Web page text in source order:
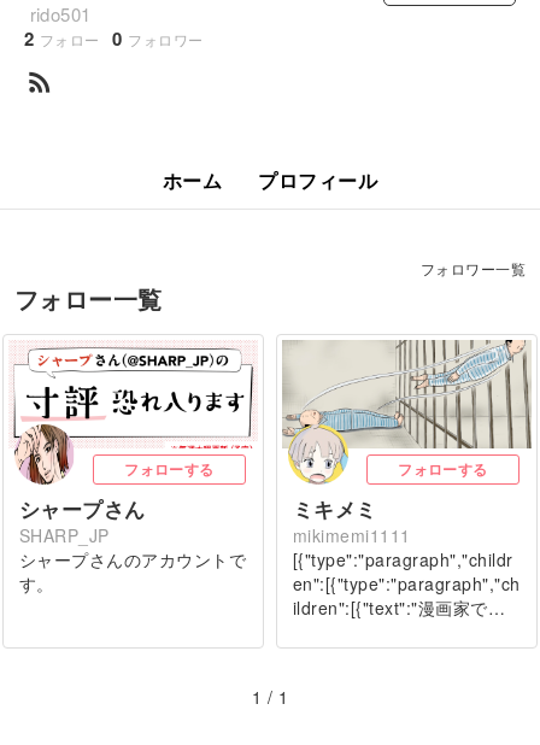
rido501
2 フォロー 0 フォロワー
rss_feed
ホーム プロフィール
フォロー一覧
フォロワー一覧
フォローする
シャープさん
SHARP_JP
シャープさんのアカウントで
す。
フォローする
ミキメミ
mikimemi1111
[{"type":"paragraph","childr
en":[{"type":"paragraph","ch
ildren":[{"text":"漫画家で…
1 / 1